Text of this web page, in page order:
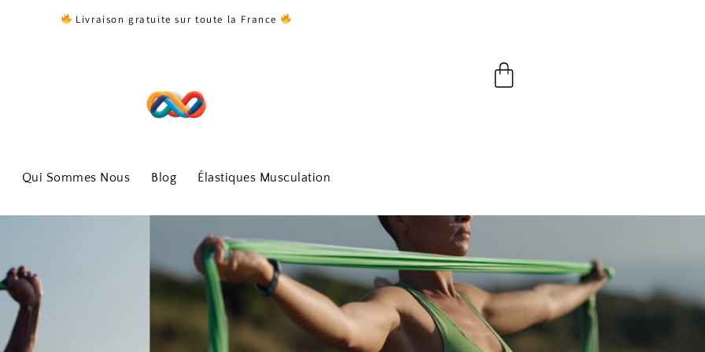
Livraison gratuite sur toute la France
Panier
Qui Sommes Nous Blog Élastiques Musculation